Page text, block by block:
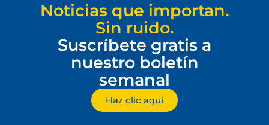
Noticias que importan.
Sin ruido.
Suscríbete gratis a
nuestro boletín
semanal
Haz clic aquí